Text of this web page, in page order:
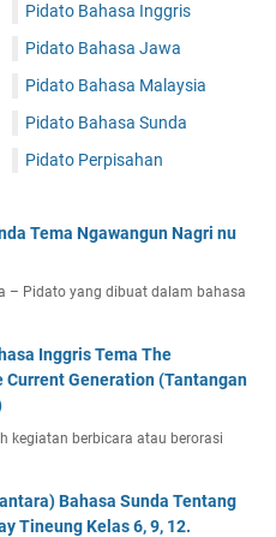
Pidato Bahasa Inggris
Pidato Bahasa Jawa
Pidato Bahasa Malaysia
Pidato Bahasa Sunda
Pidato Perpisahan
Tema Ngawangun Nagri nu
– Pidato yang dibuat dalam bahasa
Inggris Tema The
Current Generation (Tantangan
kegiatan berbicara atau berorasi
Bahasa Sunda Tentang
Tineung Kelas 6, 9, 12.